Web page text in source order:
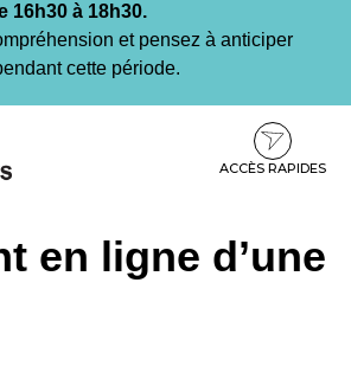
16h30 à 18h30.
et pensez à anticiper
cette période.
ACCÈS RAPIDES
en ligne d’une